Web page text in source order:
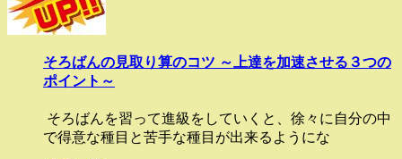
そろばんの見取り算のコツ ～上達を加速させる３つの
ポイント～
そろばんを習って進級をしていくと、徐々に自分の中
で得意な種目と苦手な種目が出来るようにな